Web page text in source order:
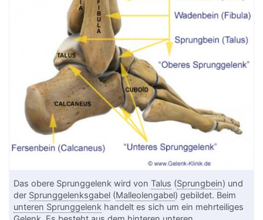
Das obere Sprunggelenk wird vonTalus (Sprungbein) und
der Sprunggelenksgabel (Malleolengabel) gebildet. Beim
unteren Sprunggelenk handelt es sich um ein mehrteiliges